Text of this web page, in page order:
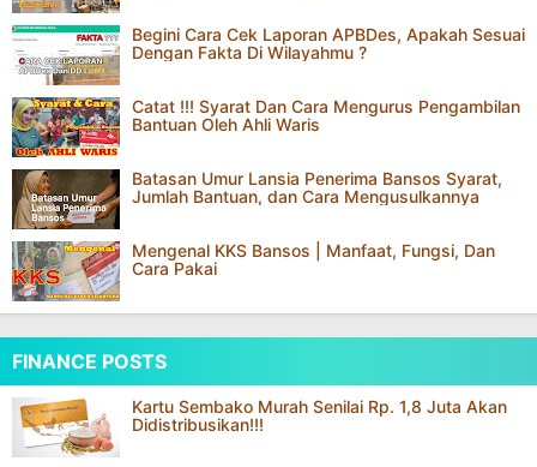
Begini Cara Cek Laporan APBDes, Apakah Sesuai
Dengan Fakta Di Wilayahmu ?
Catat !!! Syarat Dan Cara Mengurus Pengambilan
Bantuan Oleh Ahli Waris
Batasan Umur Lansia Penerima Bansos Syarat,
Jumlah Bantuan, dan Cara Mengusulkannya
Mengenal KKS Bansos | Manfaat, Fungsi, Dan
Cara Pakai
FINANCE POSTS
Kartu Sembako Murah Senilai Rp. 1,8 Juta Akan
Didistribusikan!!!